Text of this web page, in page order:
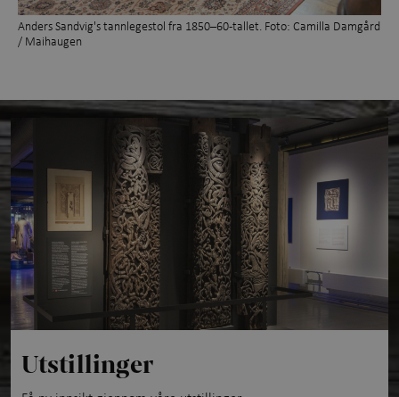
Anders Sandvig's tannlegestol fra 1850–60-tallet. Foto: Camilla Damgård
/ Maihaugen
Utstillinger